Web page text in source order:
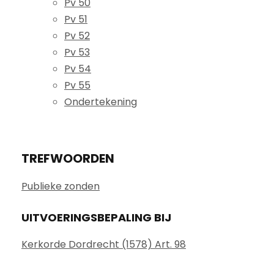
Pv 51
Pv 52
Pv 53
Pv 54
Pv 55
Ondertekening
TREFWOORDEN
Publieke zonden
UITVOERINGSBEPALING BIJ
Kerkorde Dordrecht (1578) Art. 98